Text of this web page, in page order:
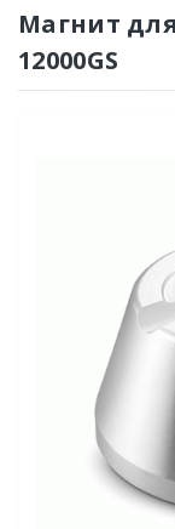
Магнит
12000GS